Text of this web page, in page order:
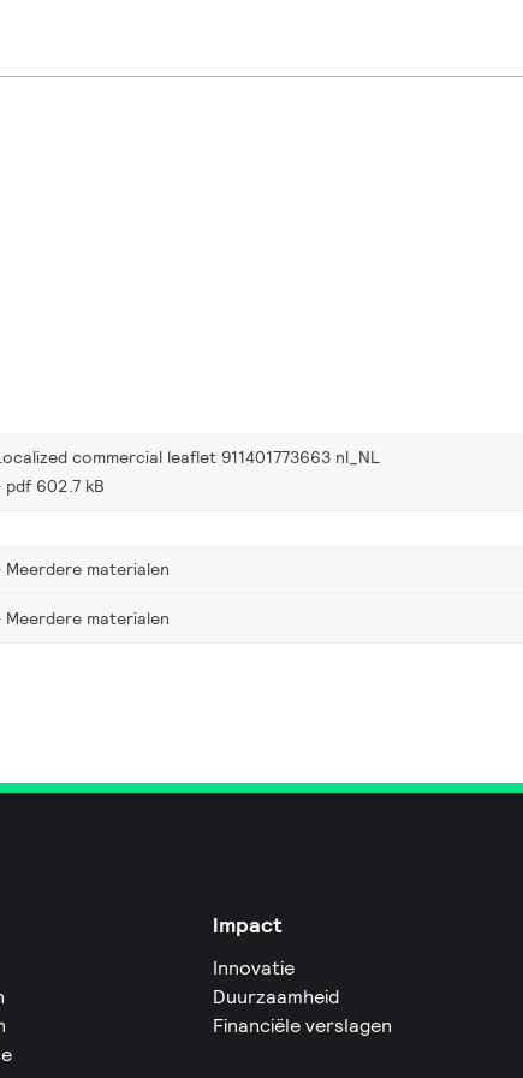
commercial leaflet 911401773663 nl_NL
pdf 602.7 kB
Meerdere materialen
Meerdere materialen
Impact
Innovatie
Duurzaamheid
Financiële verslagen